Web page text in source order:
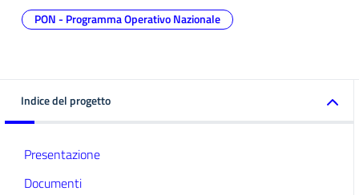
PON - Programma Operativo Nazionale
Indice del progetto
Presentazione
Documenti